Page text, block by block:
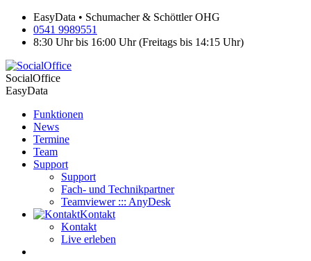
EasyData • Schumacher & Schöttler OHG
0541 9989551
8:30 Uhr bis 16:00 Uhr (Freitags bis 14:15 Uhr)
SocialOffice
EasyData
Funktionen
News
Termine
Team
Support
Support
Fach- und Technikpartner
Teamviewer ::: AnyDesk
Kontakt
Kontakt
Live erleben